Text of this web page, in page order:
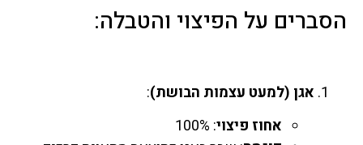
הסברים על הפיצוי והטבלה:
אגן (למעט עצמות הבושת):
אחוז פיצוי: 100%